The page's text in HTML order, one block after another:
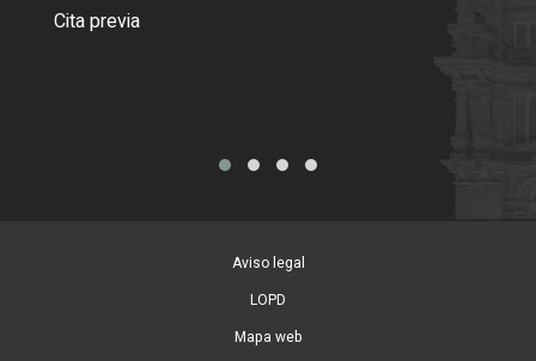
Cita previa
Aviso legal
LOPD
Mapa web